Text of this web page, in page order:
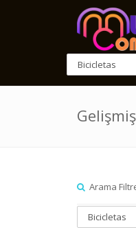
Arama